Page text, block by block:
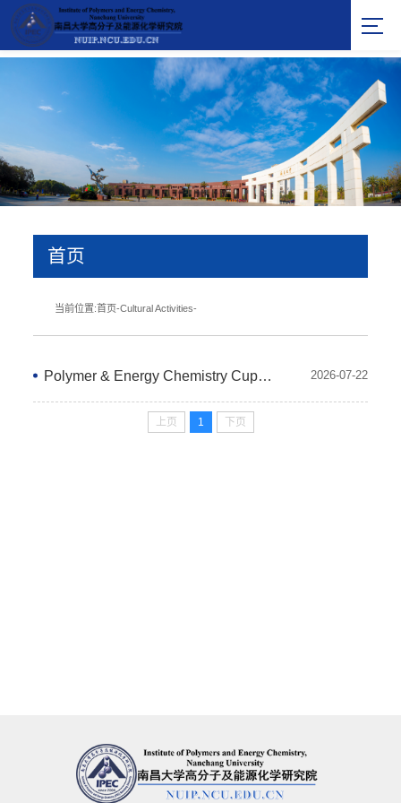
首页
当前位置:首页-Cultural Activities-
Polymer & Energy Chemistry Cup Basketball Championship 2026-07-22
上页 1 下页